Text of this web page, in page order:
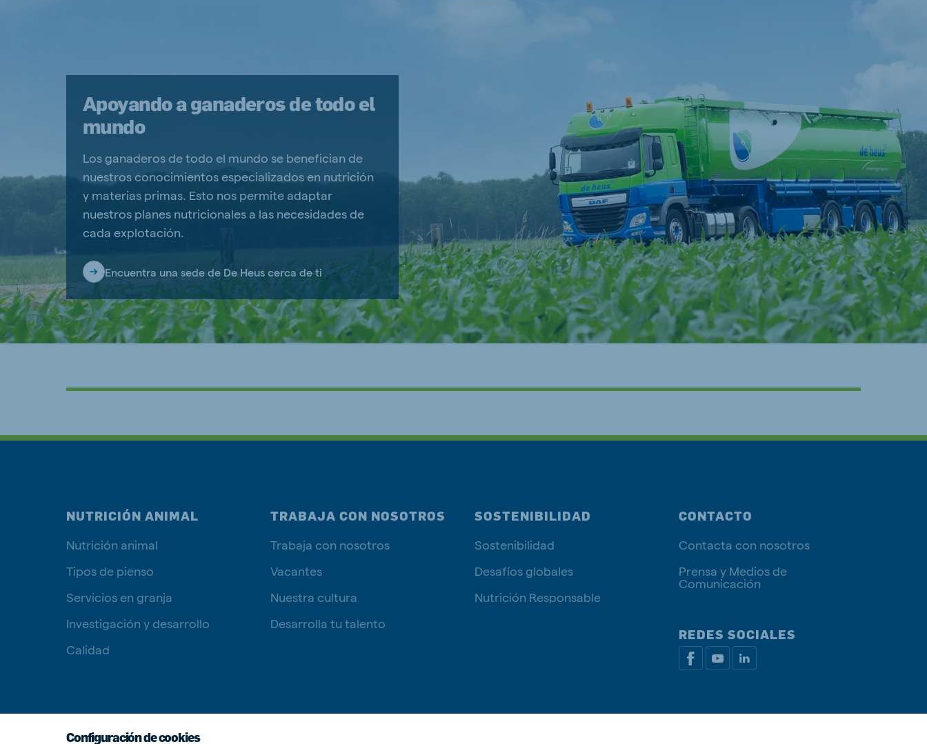
Apoyando a ganaderos de todo el
mundo
Los ganaderos de todo el mundo se benefician de
nuestros conocimientos especializados en nutrición
y materias primas. Esto nos permite adaptar
nuestros planes nutricionales a las necesidades de
cada explotación.
Encuentra una sede de De Heus cerca de ti
NUTRICIÓN ANIMAL
Nutrición animal
Tipos de pienso
Servicios en granja
Investigación y desarrollo
Calidad
TRABAJA CON NOSOTROS
Trabaja con nosotros
Vacantes
Nuestra cultura
Desarrolla tu talento
SOSTENIBILIDAD
Sostenibilidad
Desafíos globales
Nutrición Responsable
CONTACTO
Contacta con nosotros
Prensa y Medios de
Comunicación
REDES SOCIALES
Configuración de cookies